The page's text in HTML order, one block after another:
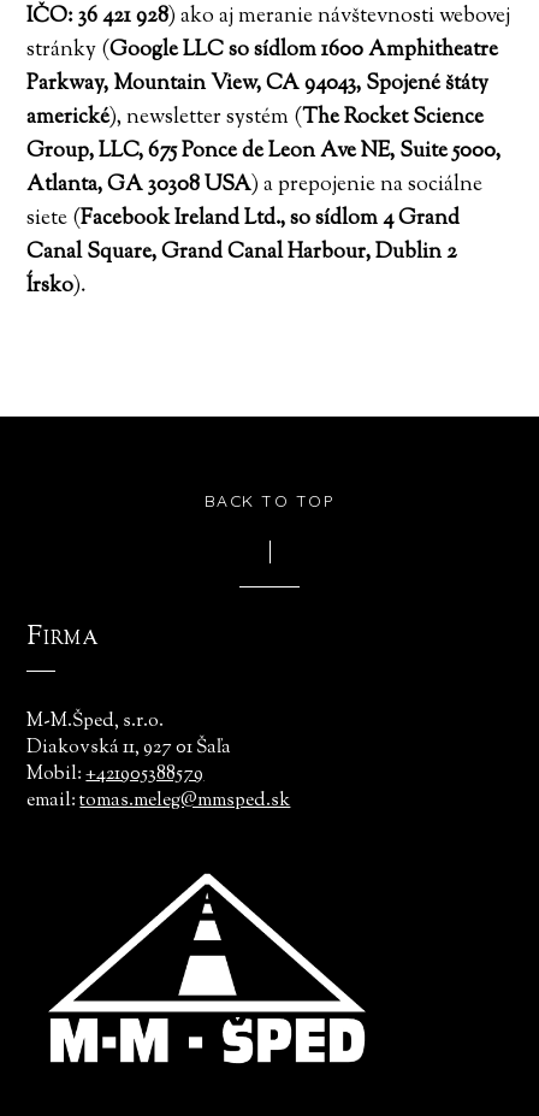
IČO: 36 421 928) ako aj meranie návštevnosti webovej
stránky (Google LLC so sídlom 1600 Amphitheatre
Parkway, Mountain View, CA 94043, Spojené štáty
americké), newsletter systém (The Rocket Science
Group, LLC, 675 Ponce de Leon Ave NE, Suite 5000,
Atlanta, GA 30308 USA) a prepojenie na sociálne
siete (Facebook Ireland Ltd., so sídlom 4 Grand
Canal Square, Grand Canal Harbour, Dublin 2
Írsko).
BACK TO TOP
Firma
M-M.Šped, s.r.o.
Diakovská 11, 927 01 Šaľa
Mobil:+421905388579
email:tomas.meleg@mmsped.sk